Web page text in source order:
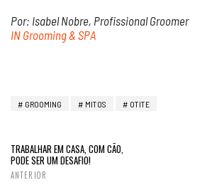
Por: Isabel Nobre, Profissional Groomer
IN Grooming & SPA
GROOMING MITOS OTITE
TRABALHAR EM CASA, COM CÃO,
PODE SER UM DESAFIO!
ANTERIOR